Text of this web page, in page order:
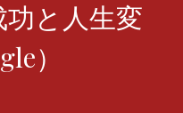
と人生変
）